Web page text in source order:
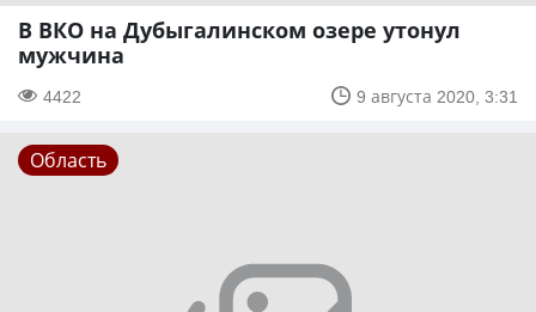
В ВКО на Дубыгалинском озере утонул
мужчина
4422 9 августа 2020, 3:31
Область